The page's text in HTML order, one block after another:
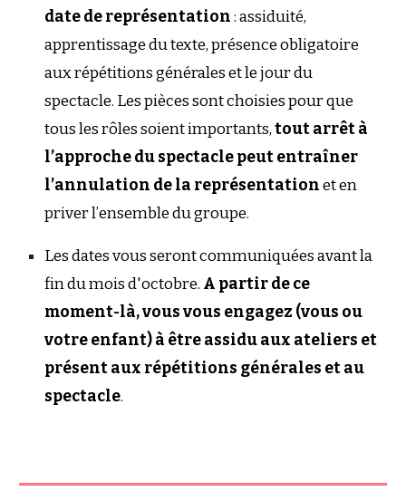
date de représentation: assiduité,
apprentissage du texte, présence obligatoire
aux répétitions générales et le jour du
spectacle. Les pièces sont choisies pour que
tous les rôles soient importants,tout arrêt à
l’approche du spectacle peut entraîner
l’annulation de la représentationet en
priver l’ensemble du groupe.
Les dates vous seront communiquées avant la
fin du mois d'octobre. A partir de ce
moment-là, vous vous engagez (vous ou
votre enfant) à être assidu aux ateliers et
présent aux répétitions générales et au
spectacle.